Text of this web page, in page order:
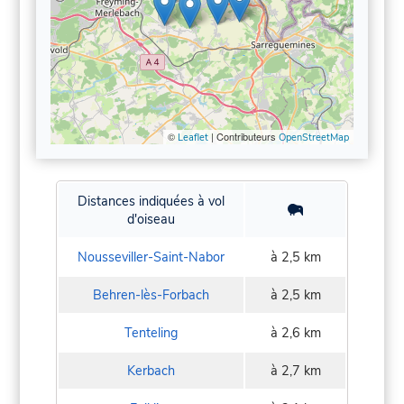
© Leaflet| Contributeurs OpenStreetMap
Distances indiquées à vol
d'oiseau
Nousseviller-Saint-Nabor à 2,5 km
Behren-lès-Forbach à 2,5 km
Tenteling à 2,6 km
Kerbach à 2,7 km